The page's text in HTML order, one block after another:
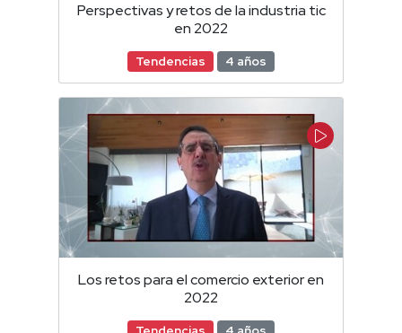
Perspectivas y retos de la industria tic
en 2022
Tendencias 4 años
Los retos para el comercio exterior en
2022